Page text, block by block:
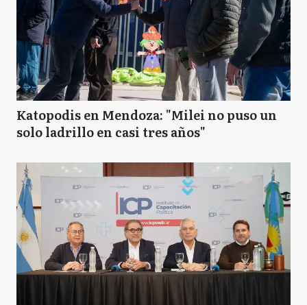
Katopodis en Mendoza: "Milei no puso un
solo ladrillo en casi tres años"